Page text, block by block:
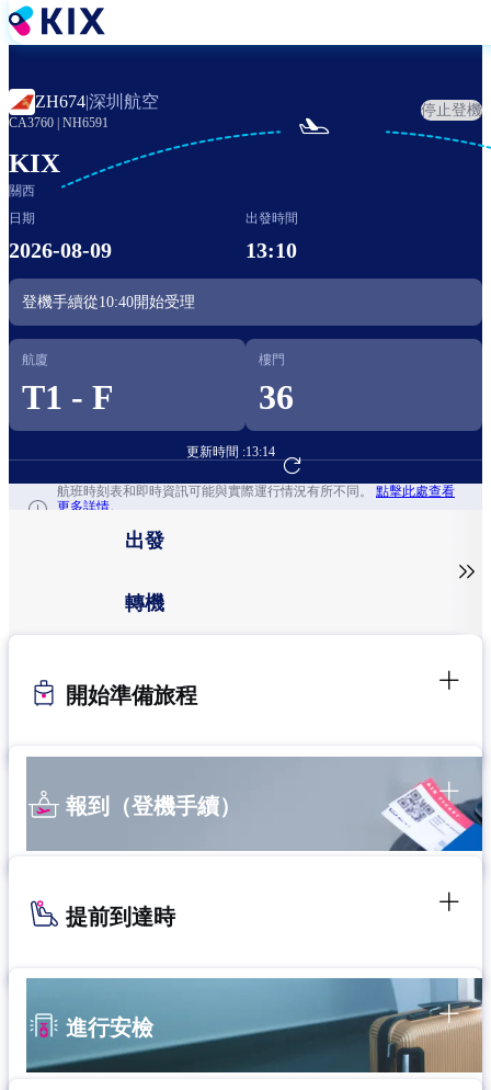
移
至
內
容
ZH674|深圳航空
CA3760 NH6591
停止登機
KIX
關西

日期
2026-08-09
出發時間
13:10
登機手續從10:40開始受理
航廈
T1 - F
樓門
36
更新時間 :13:14
前往航班預訂
航班時刻表和即時資訊可能與實際運行情況有所不同。 點擊此處查看
更多詳情。
出發
轉機

開始準備旅程
報到（登機手續）
提前到達時
進行安檢